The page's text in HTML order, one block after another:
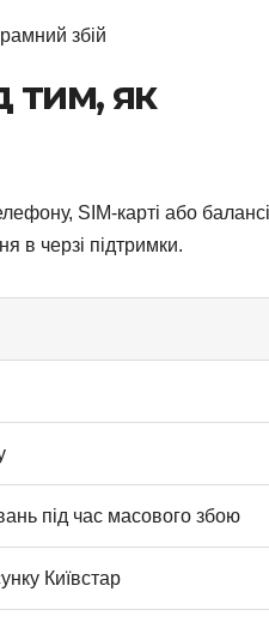
збій
тим, як
SIM-карті або
в черзі підтримки.
під час масового збою
Київстар